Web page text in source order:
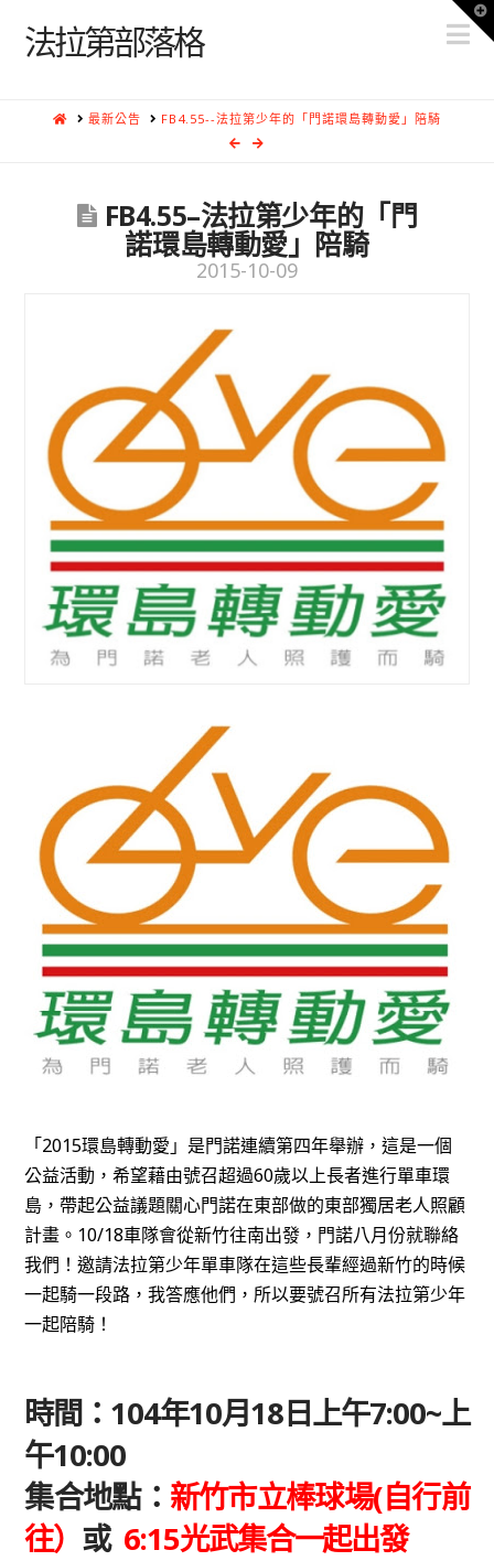
法拉第部落格
HOME最新公告 FB4.55--法拉第少年的「門諾環島轉動愛」陪騎
FB4.55–法拉第少年的「門
諾環島轉動愛」陪騎
2015-10-09
「2015環島轉動愛」是門諾連續第四年舉辦，這是一個
公益活動，希望藉由號召超過60歲以上長者進行單車環
島，帶起公益議題關心門諾在東部做的東部獨居老人照顧
計畫。10/18車隊會從新竹往南出發，門諾八月份就聯絡
我們！邀請法拉第少年單車隊在這些長輩經過新竹的時候
一起騎一段路，我答應他們，所以要號召所有法拉第少年
一起陪騎！
時間：104年10月18日上午7:00~上
午10:00
集合地點： 新竹市立棒球場(自行前
往） 或 6:15光武集合一起出發